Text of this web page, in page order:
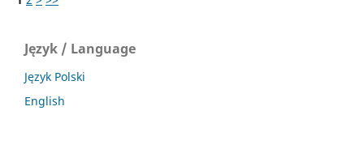
Język / Language
Język Polski
English